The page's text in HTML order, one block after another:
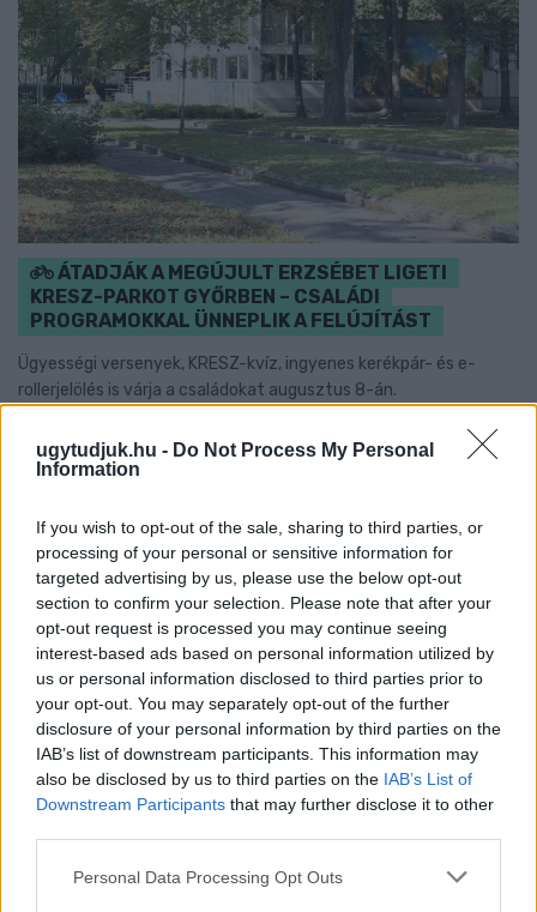
ugytudjuk.hu - Do Not Process My Personal
Information
If you wish to opt-out of the sale, sharing to third parties, or
processing of your personal or sensitive information for
targeted advertising by us, please use the below opt-out
section to confirm your selection. Please note that after your
opt-out request is processed you may continue seeing
interest-based ads based on personal information utilized by
us or personal information disclosed to third parties prior to
your opt-out. You may separately opt-out of the further
disclosure of your personal information by third parties on the
IAB’s list of downstream participants. This information may
also be disclosed by us to third parties on the IAB’s List of
Downstream Participants that may further disclose it to other
Please note that this website/app uses one or more Google
Personal Data Processing Opt Outs
ÁTADJÁK A MEGÚJULT ERZSÉBET LIGETI
KRESZ-PARKOT GYŐRBEN – CSALÁDI
PROGRAMOKKAL ÜNNEPLIK A FELÚJÍTÁST
Ügyességi versenyek, KRESZ-kvíz, ingyenes kerékpár- és e-
rollerjelölés is várja a családokat augusztus 8-án.
Szólj hozzá!
NŐVERŐ SZOMBATHELYI FÉRFI ELLEN EMELT